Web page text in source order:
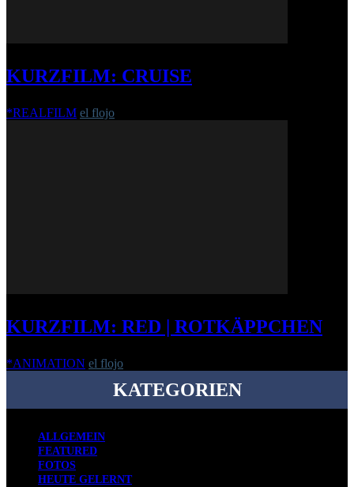
KURZFILM: CRUISE
*REALFILM el flojo
KURZFILM: RED | ROTKÄPPCHEN
*ANIMATION el flojo
KATEGORIEN
ALLGEMEIN
FEATURED
FOTOS
HEUTE GELERNT